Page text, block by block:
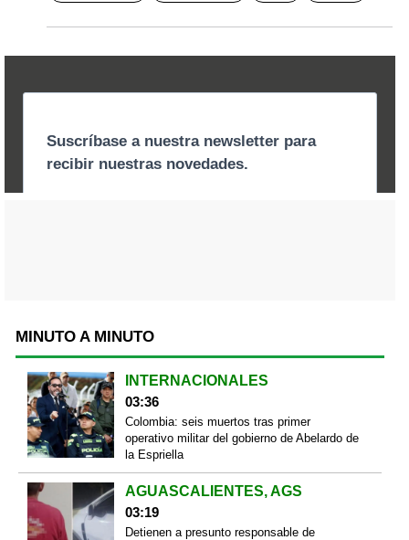
MINUTO A MINUTO
INTERNACIONALES
03:36
Colombia: seis muertos tras primer
operativo militar del gobierno de Abelardo de
la Espriella
AGUASCALIENTES, AGS
03:19
Detienen a presunto responsable de